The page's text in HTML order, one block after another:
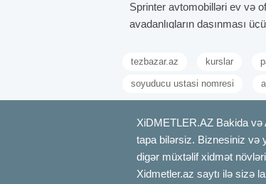
Sprinter avtomobilləri ev və
avadanlıqların daşınması
üçün ideal vasitə hesab
Sprinter avtomobilləri kiçik
Soyuducu və izotermik
çatdırılma təmin edilir. Bu
Tədbirlər və ekskursiyalar
Sprinter avtomobilləri tədbir
tezbazar.az kurslar
soyuducu ustasi nomresi
XiDMETLER.AZ Bakida və
tapa bilərsiz. Biznesiniz və
digər müxtəlif xidmət
Xidmetler.az saytı ilə sizə